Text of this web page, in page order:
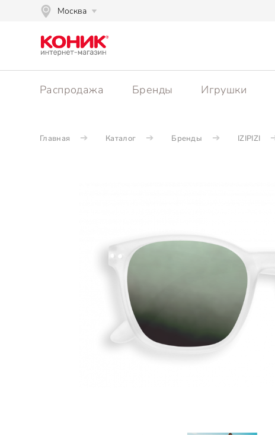
Москва
Распродажа Бренды Игрушки
Главная Каталог Бренды IZIPIZI